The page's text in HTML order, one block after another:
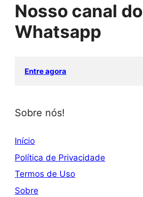
Nosso canal do
Whatsapp
Entre agora
Sobre nós!
Início
Política de Privacidade
Termos de Uso
Sobre